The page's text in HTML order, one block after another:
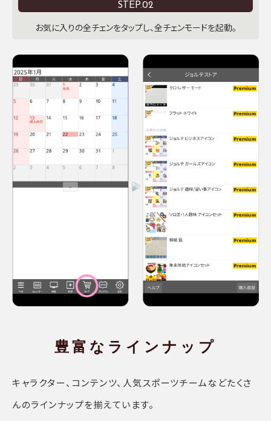
STEP.02
お気に入りの全チェンをタップし、全チェンモードを起動。
豊富な ラインナップ
キャラクター、コンテンツ、人気スポーツチームなどたくさ
んのラインナップを揃えています。